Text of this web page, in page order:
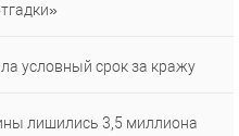
условный срок за кражу
лишились 3,5 миллиона